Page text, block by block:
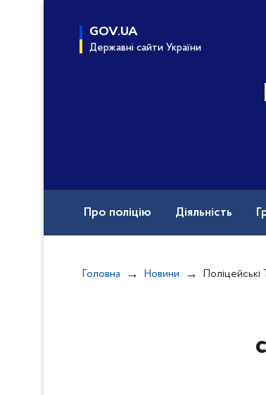
GOV.UA
Державні сайти України
Про поліцію Діяльність
Головна Новини Поліцейські